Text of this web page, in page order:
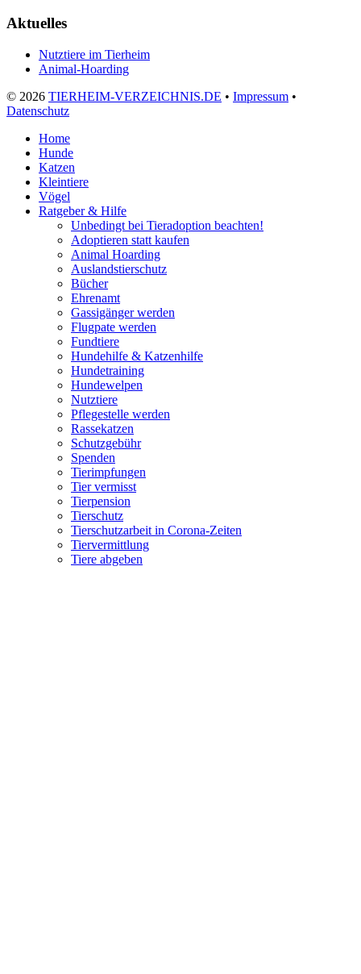
Aktuelles
Nutztiere im Tierheim
Animal-Hoarding
© 2026 TIERHEIM-VERZEICHNIS.DE • Impressum •
Datenschutz
Home
Hunde
Katzen
Kleintiere
Vögel
Ratgeber & Hilfe
Unbedingt bei Tieradoption beachten!
Adoptieren statt kaufen
Animal Hoarding
Auslandstierschutz
Bücher
Ehrenamt
Gassigänger werden
Flugpate werden
Fundtiere
Hundehilfe & Katzenhilfe
Hundetraining
Hundewelpen
Nutztiere
Pflegestelle werden
Rassekatzen
Schutzgebühr
Spenden
Tierimpfungen
Tier vermisst
Tierpension
Tierschutz
Tierschutzarbeit in Corona-Zeiten
Tiervermittlung
Tiere abgeben